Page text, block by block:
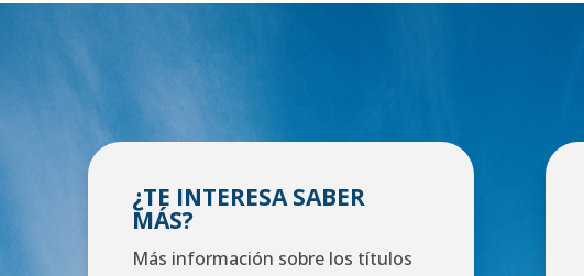
¿TE INTERESA SABER
MÁS?
Más información sobre los títulos